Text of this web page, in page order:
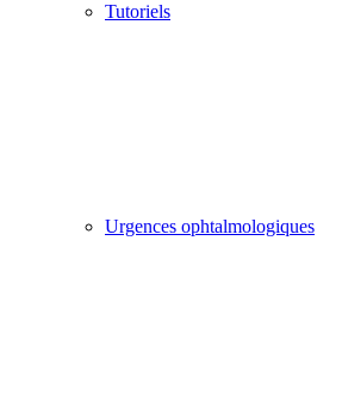
Tutoriels
Urgences ophtalmologiques